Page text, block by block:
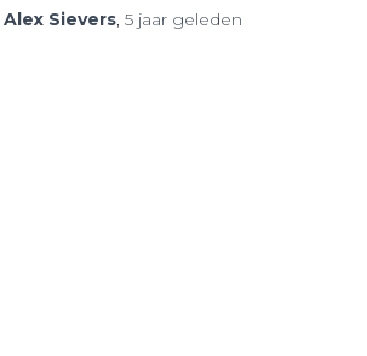
Alex Sievers, 5 jaar geleden